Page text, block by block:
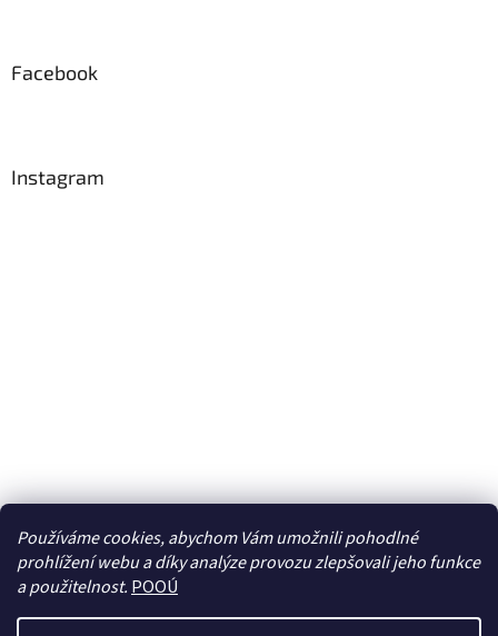
Používáme cookies, abychom Vám umožnili pohodlné
prohlížení webu a díky analýze provozu zlepšovali jeho funkce
a použitelnost. POOÚ
Facebook
Instagram
Sledovat na Instagramu